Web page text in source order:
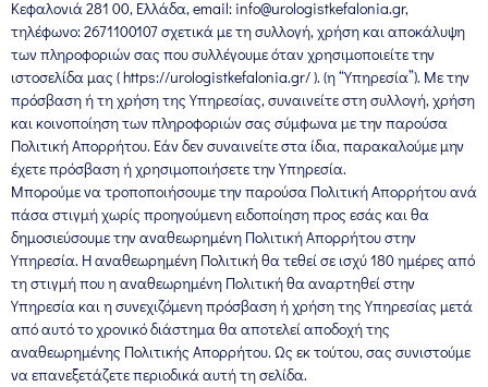
Κεφαλονιά 281 00, Ελλάδα, email: info@urologistkefalonia.gr,
τηλέφωνο: 2671100107 σχετικά με τη συλλογή, χρήση και αποκάλυψη
των πληροφοριών σας που συλλέγουμε όταν χρησιμοποιείτε την
ιστοσελίδα μας ( https://urologistkefalonia.gr/ ). (η “Υπηρεσία”). Με την
πρόσβαση ή τη χρήση της Υπηρεσίας, συναινείτε στη συλλογή, χρήση
και κοινοποίηση των πληροφοριών σας σύμφωνα με την παρούσα
Πολιτική Απορρήτου. Εάν δεν συναινείτε στα ίδια, παρακαλούμε μην
έχετε πρόσβαση ή χρησιμοποιήσετε την Υπηρεσία.
Μπορούμε να τροποποιήσουμε την παρούσα Πολιτική Απορρήτου ανά
πάσα στιγμή χωρίς προηγούμενη ειδοποίηση προς εσάς και θα
δημοσιεύσουμε την αναθεωρημένη Πολιτική Απορρήτου στην
Υπηρεσία. Η αναθεωρημένη Πολιτική θα τεθεί σε ισχύ 180 ημέρες από
τη στιγμή που η αναθεωρημένη Πολιτική θα αναρτηθεί στην
Υπηρεσία και η συνεχιζόμενη πρόσβαση ή χρήση της Υπηρεσίας μετά
από αυτό το χρονικό διάστημα θα αποτελεί αποδοχή της
αναθεωρημένης Πολιτικής Απορρήτου. Ως εκ τούτου, σας συνιστούμε
να επανεξετάζετε περιοδικά αυτή τη σελίδα.